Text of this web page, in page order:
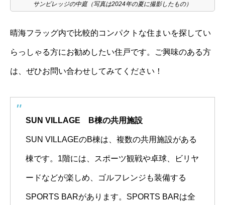
サンビレッジの中庭（写真は2024年の夏に撮影したもの）
晴海フラッグ内で比較的コンパクトな住まいを探してい
らっしゃる方にお勧めしたい住戸です。ご興味のある方
は、ぜひお問い合わせしてみてください！
SUN VILLAGE B棟の共用施設
SUN VILLAGEのB棟は、複数の共用施設がある
棟です。1階には、スポーツ観戦や卓球、ビリヤ
ードなどが楽しめ、ゴルフレンジも装備する
SPORTS BARがあります。SPORTS BARは全